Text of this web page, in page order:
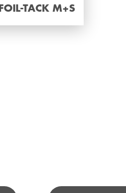
TACK M+S